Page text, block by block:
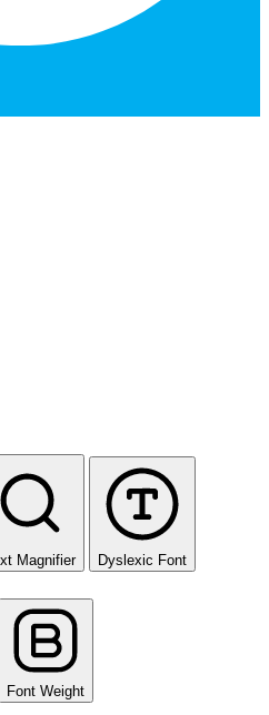
Magnifier Dyslexic Font
Font Weight